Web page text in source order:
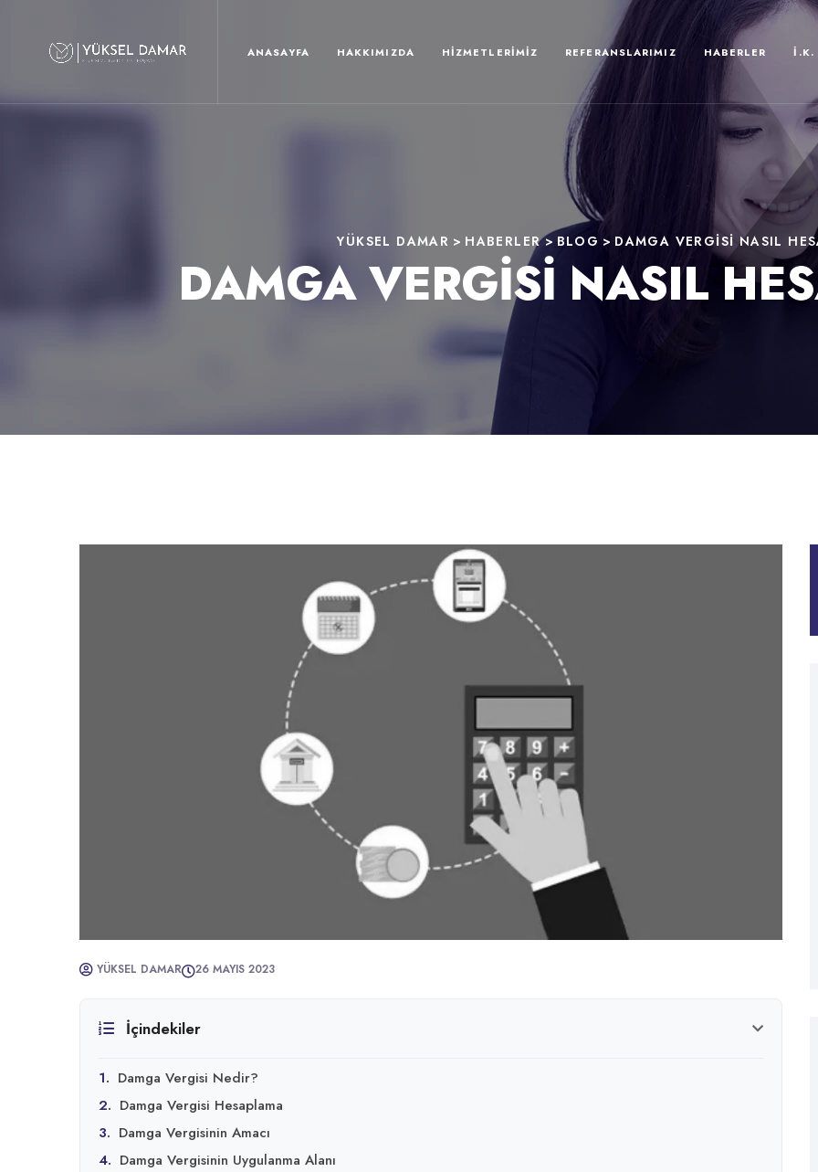
ANASAYFA HAKKIMIZDA HIZMETLERIMIZ REFERANSLARIMIZ HABERLER İ.K.
YÜKSEL DAMAR > HABERLER> BLOG > DAMGA VERGISI NASIL
DAMGA VERGISI NASIL
YÜKSEL DAMAR 26 MAYIS 2023
İçindekiler
1. Damga Vergisi Nedir?
2. Damga Vergisi Hesaplama
3. Damga Vergisinin Amacı
4. Damga Vergisinin Uygulanma Alanı